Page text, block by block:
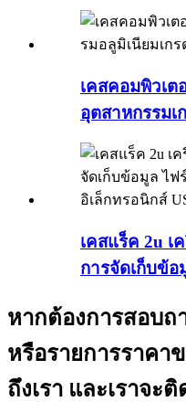
เคสคอมพิวเ
อุตสาหกรรมเ
เคสแร็ค 2u
การจัดเก็บข้อ
หากต้องการสอบ
หรือรายการราคา
ถึงเรา และเราจะ